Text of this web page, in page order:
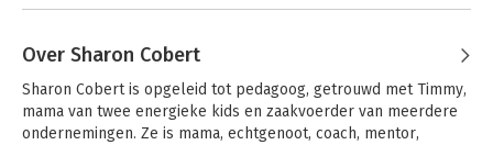
Over Sharon Cobert
Sharon Cobert is opgeleid tot pedagoog, getrouwd met Timmy,
mama van twee energieke kids en zaakvoerder van meerdere
ondernemingen. Ze is mama, echtgenoot, coach, mentor,